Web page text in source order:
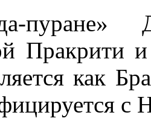
пуране»
Пракрити
как
с